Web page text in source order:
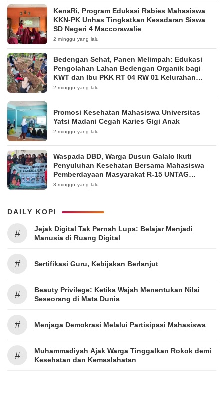
KenaRi, Program Edukasi Rabies Mahasiswa
KKN-PK Unhas Tingkatkan Kesadaran Siswa
SD Negeri 4 Maccorawalie
2 minggu yang lalu
Bedengan Sehat, Panen Melimpah: Edukasi
Pengolahan Lahan Bedengan Organik bagi
KWT dan Ibu PKK RT 04 RW 01 Kelurahan
Pakintelan
2 minggu yang lalu
Promosi Kesehatan Mahasiswa Universitas
Yatsi Madani Cegah Karies Gigi Anak
2 minggu yang lalu
Waspada DBD, Warga Dusun Galalo Ikuti
Penyuluhan Kesehatan Bersama Mahasiswa
Pemberdayaan Masyarakat R-15 UNTAG
Surabaya 2026
3 minggu yang lalu
DAILY KOPI
#
Jejak Digital Tak Pernah Lupa: Belajar Menjadi
Manusia di Ruang Digital
# Sertifikasi Guru, Kebijakan Berlanjut
#
Beauty Privilege: Ketika Wajah Menentukan Nilai
Seseorang di Mata Dunia
# Menjaga Demokrasi Melalui Partisipasi Mahasiswa
#
Muhammadiyah Ajak Warga Tinggalkan Rokok demi
Kesehatan dan Kemaslahatan